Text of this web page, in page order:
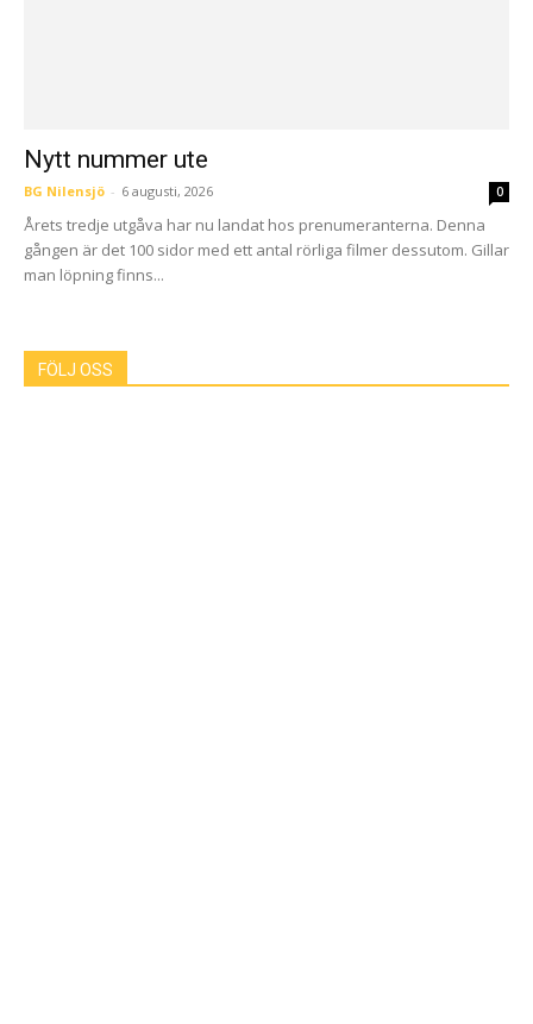
Nytt nummer ute
BG Nilensjö - 6 augusti, 2026 0
Årets tredje utgåva har nu landat hos prenumeranterna. Denna
gången är det 100 sidor med ett antal rörliga filmer dessutom. Gillar
man löpning finns...
FÖLJ OSS